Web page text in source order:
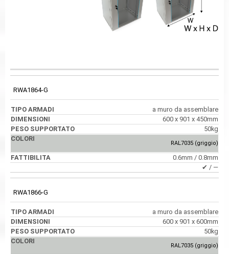
PESO
SUPPORTATO
RWA1864-G
a muro da assemblare
600 x 901 x 450mm
50kg
RAL7035 (griggio)
0.6mm / 0.8mm
✔ / ―
RWA1866-G
a muro da assemblare
600 x 901 x 600mm
50kg
RAL7035 (griggio)